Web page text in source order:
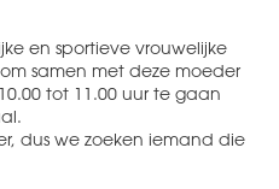
en sportieve vrouwelijke
samen met deze moeder
tot 11.00 uur te gaan
dus we zoeken iemand die